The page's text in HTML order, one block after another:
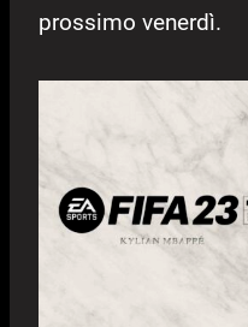
prossimo venerdì.